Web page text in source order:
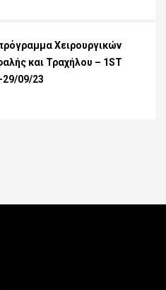
Χειρουργικών
και Τραχήλου – 1ST
29/09/23